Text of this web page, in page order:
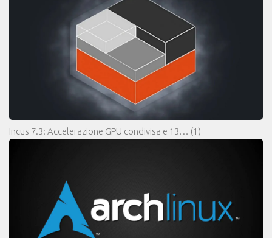
Incus 7.3: Accelerazione GPU condivisa e 13… (1)